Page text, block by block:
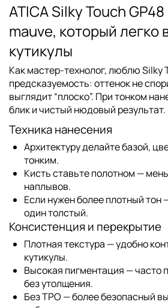
ATICA Silky Touch
mauve, который легко
кутикулы
Как мастер-технолог, люблю Silky
предсказуемость: оттенок не
выглядит “плоско”. При тонком
блик и чистый нюдовый результат.
Техника нанесения
Архитектуру делайте базой,
тонким.
Кисть ставьте полотном —
наплывов.
Если нужен более плотный тон
один толстый.
Консистенция и перекрытие
Плотная текстура — удобно
кутикулы.
Высокая пигментация — часто
без утолщения.
Без TPO — более безопасный